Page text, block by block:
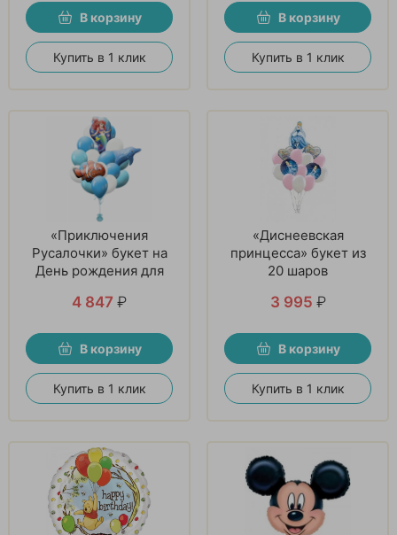
В корзину
Купить в 1 клик
В корзину
Купить в 1 клик
«Приключения
Русалочки» букет на
День рождения для
4 847 ₽
В корзину
Купить в 1 клик
«Диснеевская
принцесса» букет из
20 шаров
3 995 ₽
В корзину
Купить в 1 клик